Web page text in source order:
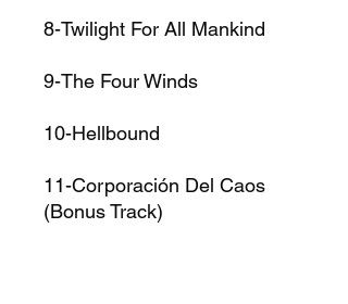
8-Twilight For All Mankind
9-The Four Winds
10-Hellbound
11-Corporación Del Caos
(Bonus Track)